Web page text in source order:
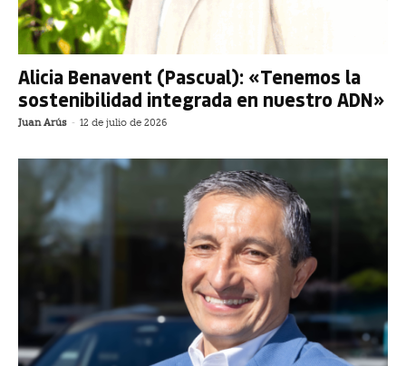
Alicia Benavent (Pascual): «Tenemos la
sostenibilidad integrada en nuestro ADN»
Juan Arús - 12 de julio de 2026